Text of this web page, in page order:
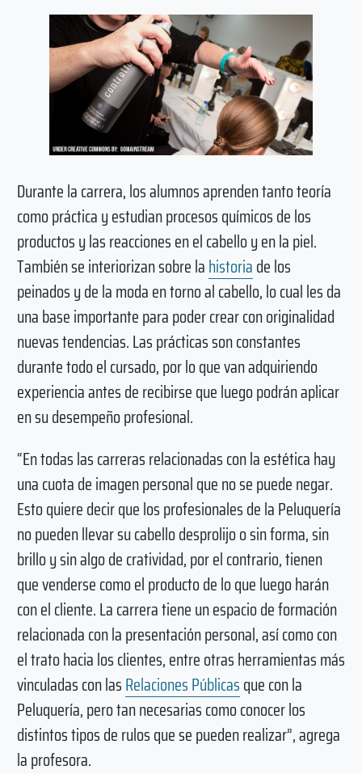
Durante la carrera, los alumnos aprenden tanto teoría
como práctica y estudian procesos químicos de los
productos y las reacciones en el cabello y en la piel.
También se interiorizan sobre lahistoriade los
peinados y de la moda en torno al cabello, lo cual les da
una base importante para poder crear con originalidad
nuevas tendencias. Las prácticas son constantes
durante todo el cursado, por lo que van adquiriendo
experiencia antes de recibirse que luego podrán aplicar
en su desempeño profesional.
“En todas las carreras relacionadas con la estética hay
una cuota de imagen personal que no se puede negar.
Esto quiere decir que los profesionales de la Peluquería
no pueden llevar su cabello desprolijo o sin forma, sin
brillo y sin algo de cratividad, por el contrario, tienen
que venderse como el producto de lo que luego harán
con el cliente. La carrera tiene un espacio de formación
relacionada con la presentación personal, así como con
el trato hacia los clientes, entre otras herramientas más
vinculadas con lasRelaciones Públicasque con la
Peluquería, pero tan necesarias como conocer los
distintos tipos de rulos que se pueden realizar”, agrega
la profesora.